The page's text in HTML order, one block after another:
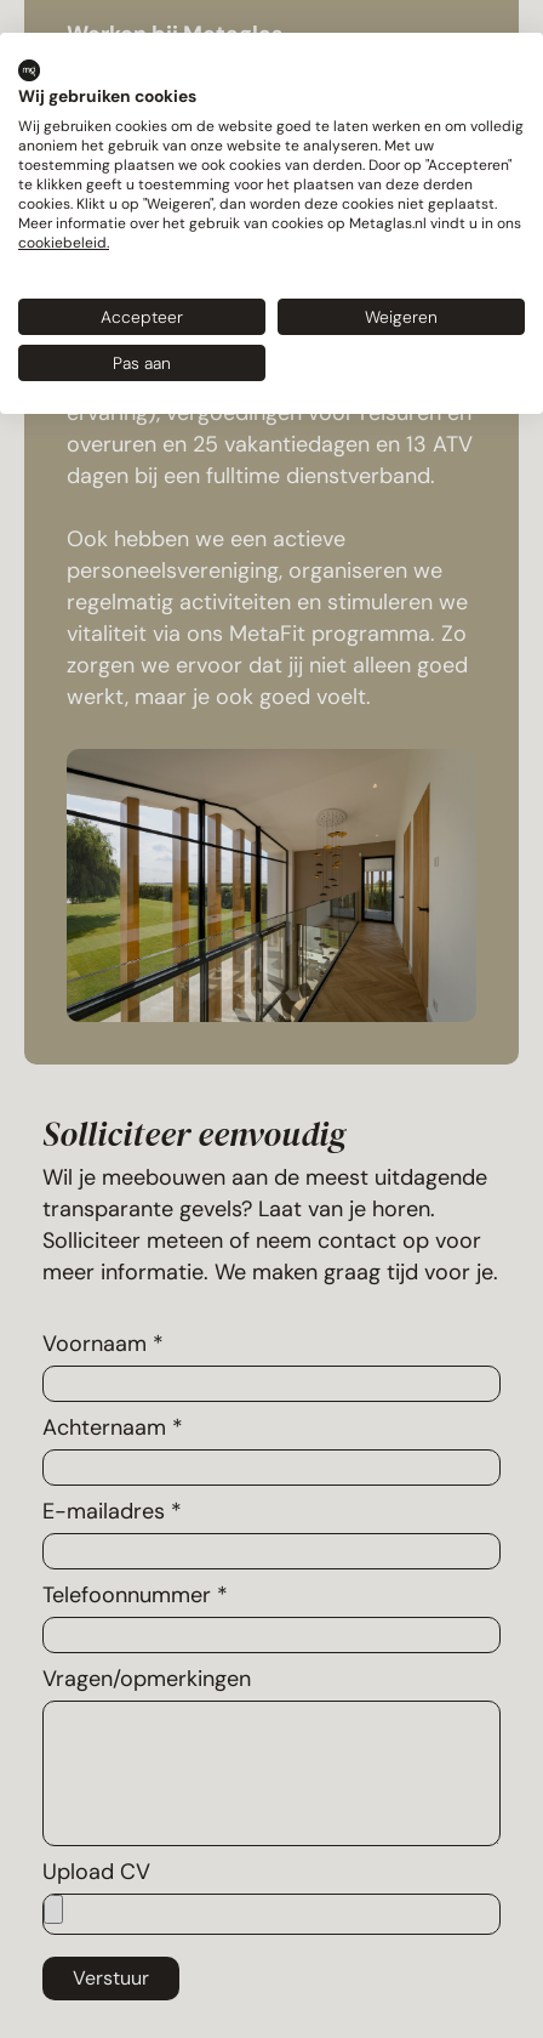
Werken bij Metaglas
lijnen. Heb je een idee? Dan loop je
gewoon even langs. Wat we bedenken,
voeren we ook uit. Je krijgt de ruimte
om mee te denken, jezelf te ontwikkelen
en door te groeien binnen het vak.
interne en externe opleidingen.
Daarnaast bieden we een goed salaris
(€ 2.800 – € 3.900 afhankelijk van
ervaring), vergoedingen voor reisuren en
overuren en 25 vakantiedagen en 13 ATV
dagen bij een fulltime dienstverband.
Ook hebben we een actieve
personeelsvereniging, organiseren we
regelmatig activiteiten en stimuleren we
vitaliteit via ons MetaFit programma. Zo
zorgen we ervoor dat jij niet alleen goed
werkt, maar je ook goed voelt.
Solliciteer eenvoudig
Wil je meebouwen aan de meest uitdagende
transparante gevels? Laat van je horen.
Solliciteer meteen of neem contact op voor
meer informatie. We maken graag tijd voor je.
Voornaam *
Achternaam *
E-mailadres *
Telefoonnummer *
Vragen/opmerkingen
Upload CV
Wij gebruiken cookies
Wij gebruiken cookies om de website goed te laten werken en om volledig
anoniem het gebruik van onze website te analyseren. Met uw
toestemming plaatsen we ook cookies van derden. Door op "Accepteren"
te klikken geeft u toestemming voor het plaatsen van deze derden
cookies. Klikt u op "Weigeren", dan worden deze cookies niet geplaatst.
Meer informatie over het gebruik van cookies op Metaglas.nl vindt u in ons
cookiebeleid.
Accepteer Weigeren
Pas aan